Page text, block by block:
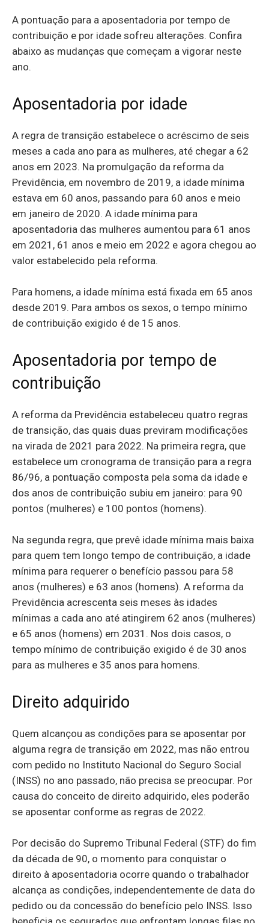
A pontuação para a aposentadoria por tempo de
contribuição e por idade sofreu alterações. Confira
abaixo as mudanças que começam a vigorar neste
ano.
Aposentadoria por idade
A regra de transição estabelece o acréscimo de seis
meses a cada ano para as mulheres, até chegar a 62
anos em 2023. Na promulgação da reforma da
Previdência, em novembro de 2019, a idade mínima
estava em 60 anos, passando para 60 anos e meio
em janeiro de 2020. A idade mínima para
aposentadoria das mulheres aumentou para 61 anos
em 2021, 61 anos e meio em 2022 e agora chegou ao
valor estabelecido pela reforma.
Para homens, a idade mínima está fixada em 65 anos
desde 2019. Para ambos os sexos, o tempo mínimo
de contribuição exigido é de 15 anos.
Aposentadoria por tempo de
contribuição
A reforma da Previdência estabeleceu quatro regras
de transição, das quais duas previram modificações
na virada de 2021 para 2022. Na primeira regra, que
estabelece um cronograma de transição para a regra
86/96, a pontuação composta pela soma da idade e
dos anos de contribuição subiu em janeiro: para 90
pontos (mulheres) e 100 pontos (homens).
Na segunda regra, que prevê idade mínima mais baixa
para quem tem longo tempo de contribuição, a idade
mínima para requerer o benefício passou para 58
anos (mulheres) e 63 anos (homens). A reforma da
Previdência acrescenta seis meses às idades
mínimas a cada ano até atingirem 62 anos (mulheres)
e 65 anos (homens) em 2031. Nos dois casos, o
tempo mínimo de contribuição exigido é de 30 anos
para as mulheres e 35 anos para homens.
Direito adquirido
Quem alcançou as condições para se aposentar por
alguma regra de transição em 2022, mas não entrou
com pedido no Instituto Nacional do Seguro Social
(INSS) no ano passado, não precisa se preocupar. Por
causa do conceito de direito adquirido, eles poderão
se aposentar conforme as regras de 2022.
Por decisão do Supremo Tribunal Federal (STF) do fim
da década de 90, o momento para conquistar o
direito à aposentadoria ocorre quando o trabalhador
alcança as condições, independentemente de data do
pedido ou da concessão do benefício pelo INSS. Isso